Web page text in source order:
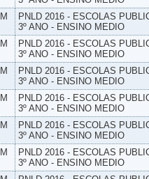
PNLD 2016 - ESCOLAS
3º ANO - ENSINO MEDIO
PNLD 2016 - ESCOLAS
3º ANO - ENSINO MEDIO
PNLD 2016 - ESCOLAS
3º ANO - ENSINO MEDIO
PNLD 2016 - ESCOLAS
3º ANO - ENSINO MEDIO
PNLD 2016 - ESCOLAS
3º ANO - ENSINO MEDIO
PNLD 2016 - ESCOLAS
3º ANO - ENSINO MEDIO